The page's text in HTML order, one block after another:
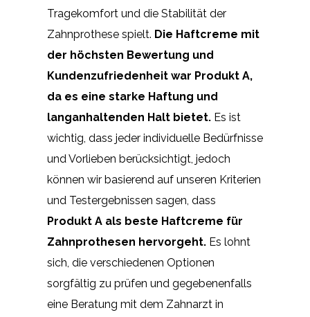
Tragekomfort und die Stabilität der
Zahnprothese spielt. Die Haftcreme mit
der höchsten Bewertung und
Kundenzufriedenheit war Produkt A,
da es eine starke Haftung und
langanhaltenden Halt bietet. Es ist
wichtig, dass jeder individuelle Bedürfnisse
und Vorlieben berücksichtigt, jedoch
können wir basierend auf unseren Kriterien
und Testergebnissen sagen, dass
Produkt A als beste Haftcreme für
Zahnprothesen hervorgeht. Es lohnt
sich, die verschiedenen Optionen
sorgfältig zu prüfen und gegebenenfalls
eine Beratung mit dem Zahnarzt in